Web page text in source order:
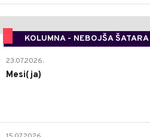
KOLUMNA - NEBOJŠA ŠATARA
23.07.2026.
Mesi(ja)